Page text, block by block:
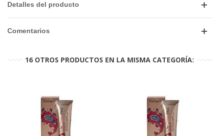
Detalles del producto
Comentarios
16 OTROS PRODUCTOS EN LA MISMA CATEGORÍA: